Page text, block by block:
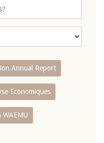
Annual Report
Economiques
WAEMU